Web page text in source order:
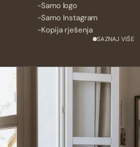
Samo logo
Samo Instagram
Kopija rješenja
SAZNAJ VIŠE